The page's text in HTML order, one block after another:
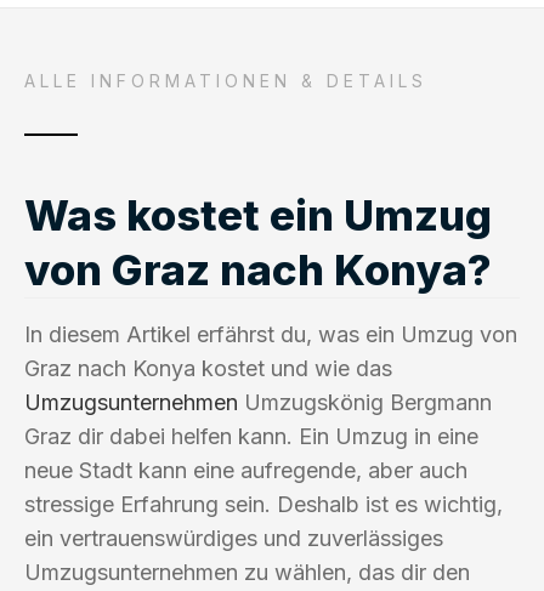
ALLE INFORMATIONEN & DETAILS
Was kostet ein Umzug
von Graz nach Konya?
In diesem Artikel erfährst du, was ein Umzug von
Graz nach Konya kostet und wie das
Umzugsunternehmen Umzugskönig Bergmann
Graz dir dabei helfen kann. Ein Umzug in eine
neue Stadt kann eine aufregende, aber auch
stressige Erfahrung sein. Deshalb ist es wichtig,
ein vertrauenswürdiges und zuverlässiges
Umzugsunternehmen zu wählen, das dir den